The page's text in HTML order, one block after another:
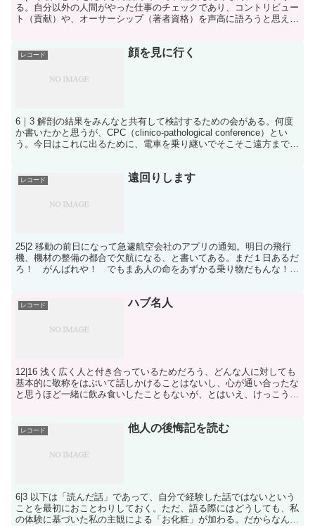
る。自分以外の人間がやった仕事のチェックであり、コントリビュー
ト（貢献）や、オーサーシップ（著者資格）を声高に語ろうと思えば
レコード 顔を見に行く
6｜3 解剖の結果をみんなと共有して検討するための会がある。何度
か書いたかと思うが、CPC（clinico-pathological conference）とい
う。今日はこれに出るために、電車を乗り継いでそこそこ遠方まで出
レコード 遠回りします
25|2 移動の前日になって急遽航空会社のアプリの通知。明日の飛行
機、機材の整備の都合で欠航になる、と書いてある。まだ１日あるだ
ろ！ がんばれや！ でもまあ人の命をあずかる乗り物だもんな！
レコード ハブ名人
12|16 浅く広く人と付き合っているためだろう、どんな人に対しても
基本的に敬称をはぶいて話しかけることはないし、心が通い合ったな
と思うほど一緒に飲み食いしたこともないが、とはいえ、けっこうな
レコード 他人の後悔記を読む
6|3 以下は「読んだ話」であって、自分で経験した話ではないという
ことを最初におことわりしておく。ただ、語る際にはどうしても、私
の体験に基づいた私の主観による「お化粧」が加わる。だからなんと